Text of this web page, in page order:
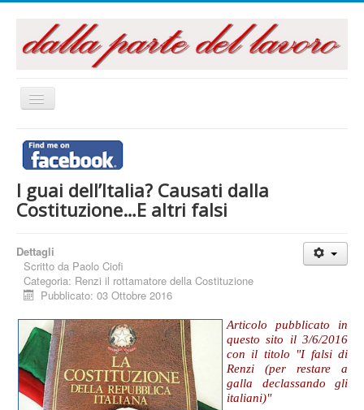
Cambia
navigazione
Home
Questo sito
Articoli e Saggi
Interventi e Relazioni
Libri e Pubblicazioni
Audiovisivi
Archivi
La campagna referendaria 2016
I guai dell’Italia? Causati dalla
Costituzione…E altri falsi
Dettagli
Scritto da Paolo Ciofi
Categoria: Renzi il rottamatore della Costituzione
Pubblicato: 03 Ottobre 2016
Articolo pubblicato in
questo sito il 3/6/2016
con il titolo "I falsi di
Renzi (per restare a
galla declassando gli
italiani)"